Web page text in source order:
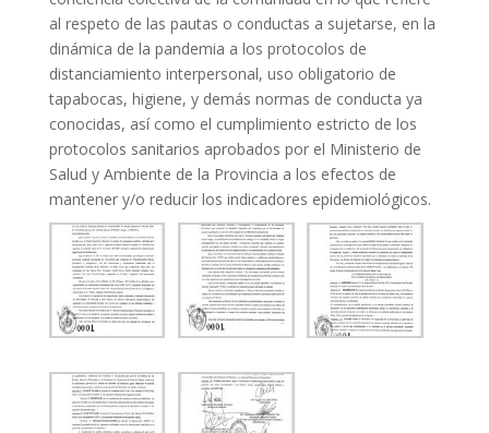
al respeto de las pautas o conductas a sujetarse, en la
dinámica de la pandemia a los protocolos de
distanciamiento interpersonal, uso obligatorio de
tapabocas, higiene, y demás normas de conducta ya
conocidas, así como el cumplimiento estricto de los
protocolos sanitarios aprobados por el Ministerio de
Salud y Ambiente de la Provincia a los efectos de
mantener y/o reducir los indicadores epidemiológicos.